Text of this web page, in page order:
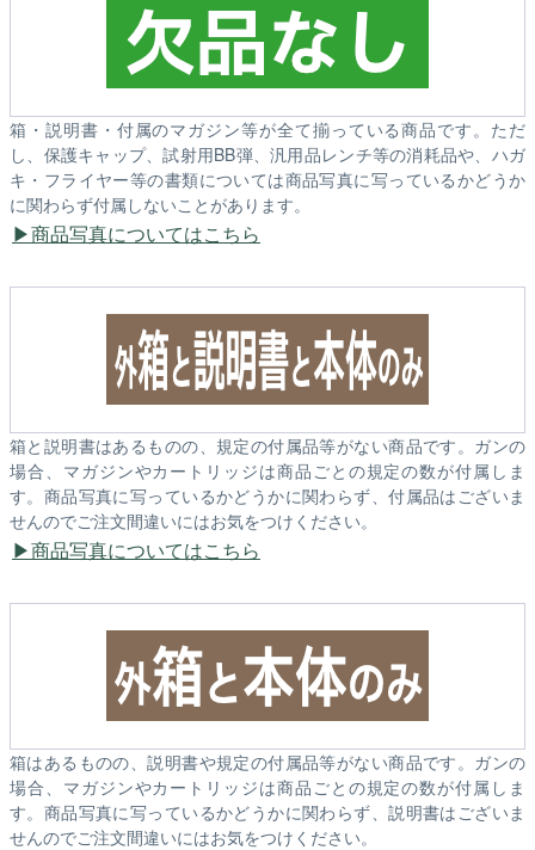
箱・説明書・付属のマガジン等が全て揃っている商品です。ただ
し、保護キャップ、試射用BB弾、汎用品レンチ等の消耗品や、ハガ
キ・フライヤー等の書類については商品写真に写っているかどうか
に関わらず付属しないことがあります。
商品写真についてはこちら
箱と説明書はあるものの、規定の付属品等がない商品です。ガンの
場合、マガジンやカートリッジは商品ごとの規定の数が付属しま
す。商品写真に写っているかどうかに関わらず、付属品はございま
せんのでご注文間違いにはお気をつけください。
商品写真についてはこちら
箱はあるものの、説明書や規定の付属品等がない商品です。ガンの
場合、マガジンやカートリッジは商品ごとの規定の数が付属しま
す。商品写真に写っているかどうかに関わらず、説明書はございま
せんのでご注文間違いにはお気をつけください。